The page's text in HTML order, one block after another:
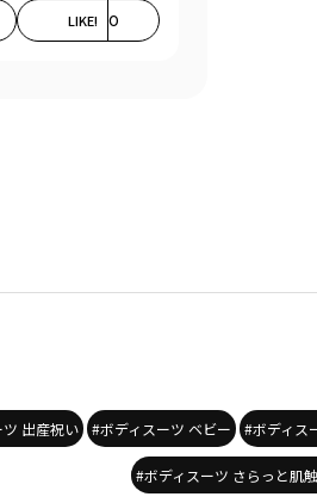
LIKE! 0
出産祝い #ボディスーツ ベビー #ボディス
#ボディスーツ さらっと肌